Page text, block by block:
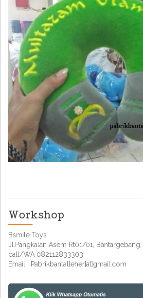
Workshop
Bsmile Toys
Jl.Pangkalan Asem Rt01/01,
call/WA 082112833303
Email : Pabrikbantalleher[at]gmail.com